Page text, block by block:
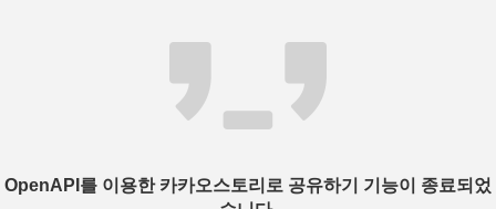
OpenAPI를 이용한 카카오스토리로 공유하기 기능이 종료되었